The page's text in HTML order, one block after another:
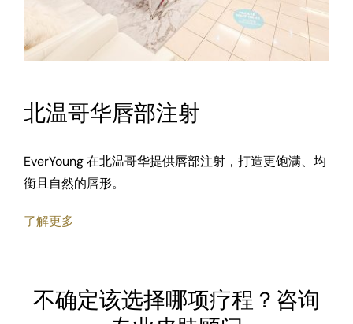
北温哥华唇部注射
EverYoung 在北温哥华提供唇部注射，打造更饱满、均
衡且自然的唇形。
了解更多
不确定该选择哪项疗程？咨询